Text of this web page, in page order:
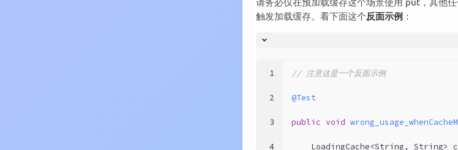
触发加载缓存。看下面这个反面示例 ：
1
2
3
4
// 注意这是一个反面示例
@Test
public void
LoadingCache<String, String>